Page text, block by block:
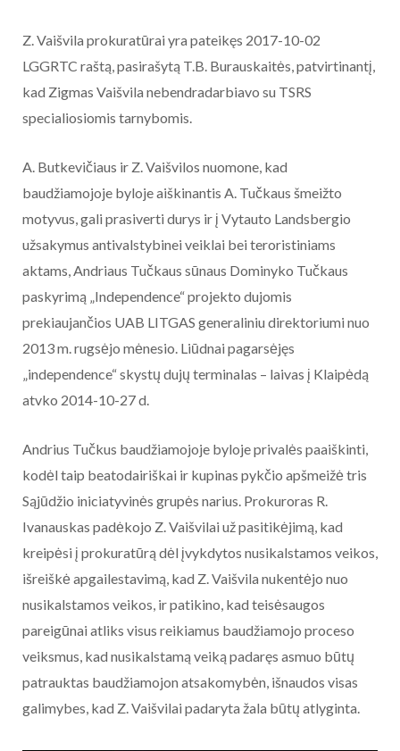
Z. Vaišvila prokuratūrai yra pateikęs 2017-10-02
LGGRTC raštą, pasirašytą T.B. Burauskaitės, patvirtinantį,
kad Zigmas Vaišvila nebendradarbiavo su TSRS
specialiosiomis tarnybomis.
A. Butkevičiaus ir Z. Vaišvilos nuomone, kad
baudžiamojoje byloje aiškinantis A. Tučkaus šmeižto
motyvus, gali prasiverti durys ir į Vytauto Landsbergio
užsakymus antivalstybinei veiklai bei teroristiniams
aktams, Andriaus Tučkaus sūnaus Dominyko Tučkaus
paskyrimą „Independence“ projekto dujomis
prekiaujančios UAB LITGAS generaliniu direktoriumi nuo
2013 m. rugsėjo mėnesio. Liūdnai pagarsėjęs
„independence“ skystų dujų terminalas – laivas į Klaipėdą
atvko 2014-10-27 d.
Andrius Tučkus baudžiamojoje byloje privalės paaiškinti,
kodėl taip beatodairiškai ir kupinas pykčio apšmeižė tris
Sąjūdžio iniciatyvinės grupės narius. Prokuroras R.
Ivanauskas padėkojo Z. Vaišvilai už pasitikėjimą, kad
kreipėsi į prokuratūrą dėl įvykdytos nusikalstamos veikos,
išreiškė apgailestavimą, kad Z. Vaišvila nukentėjo nuo
nusikalstamos veikos, ir patikino, kad teisėsaugos
pareigūnai atliks visus reikiamus baudžiamojo proceso
veiksmus, kad nusikalstamą veiką padaręs asmuo būtų
patrauktas baudžiamojon atsakomybėn, išnaudos visas
galimybes, kad Z. Vaišvilai padaryta žala būtų atlyginta.